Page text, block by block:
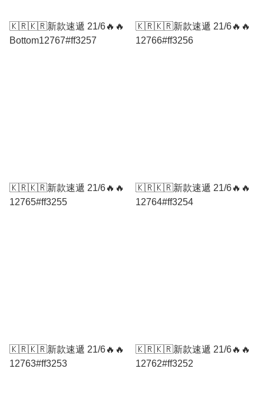
🇰🇷🇰🇷新款速遞 21/6🔥🔥
Bottom12767#ff3257
🇰🇷🇰🇷新款速遞 21/6🔥🔥
12766#ff3256
🇰🇷🇰🇷新款速遞 21/6🔥🔥
12765#ff3255
🇰🇷🇰🇷新款速遞 21/6🔥🔥
12764#ff3254
🇰🇷🇰🇷新款速遞 21/6🔥🔥
12763#ff3253
🇰🇷🇰🇷新款速遞 21/6🔥🔥
12762#ff3252